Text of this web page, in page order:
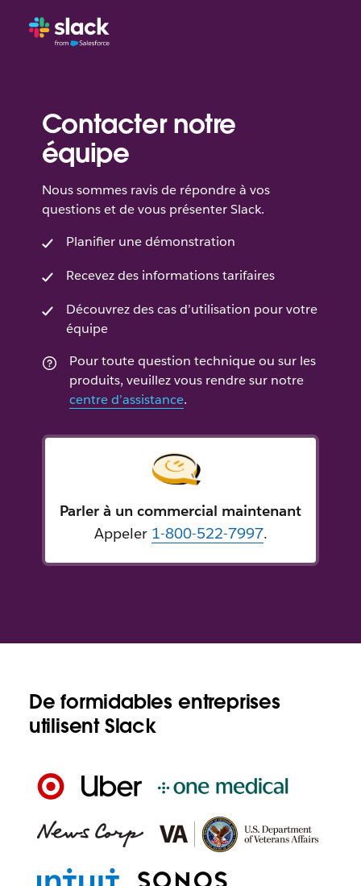
Contacter notre
équipe
Nous sommes ravis de répondre à vos
questions et de vous présenter Slack.
Planifier une démonstration
Recevez des informations tarifaires
Découvrez des cas d’utilisation pour votre
équipe
Pour toute question technique ou sur les
produits, veuillez vous rendre sur notre
centre d’assistance.
Parler à un commercial maintenant
Appeler 1-800-522-7997.
De formidables entreprises
utilisent Slack